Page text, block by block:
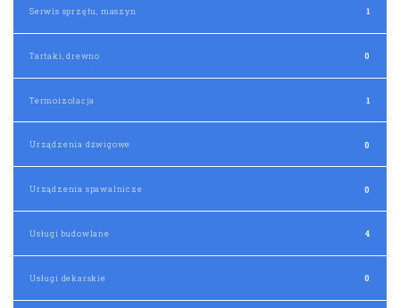
Serwis sprzętu, maszyn 1
Tartaki, drewno 0
Termoizolacja 1
Urządzenia dźwigowe 0
Urządzenia spawalnicze 0
Usługi budowlane 4
Usługi dekarskie 0